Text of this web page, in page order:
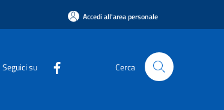
Accedi all'area personale
Seguici su Cerca